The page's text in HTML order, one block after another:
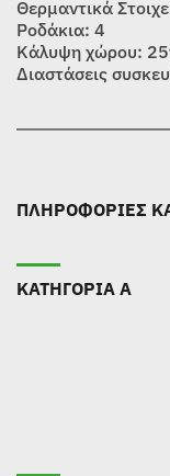
Θερμαντικά
Ροδάκια: 4
Κάλυψη χώρου:
Διαστάσεις
ΠΛΗΡΟΦΟΡΙΕΣ
ΚΑΤΗΓΟΡΙΑ Α